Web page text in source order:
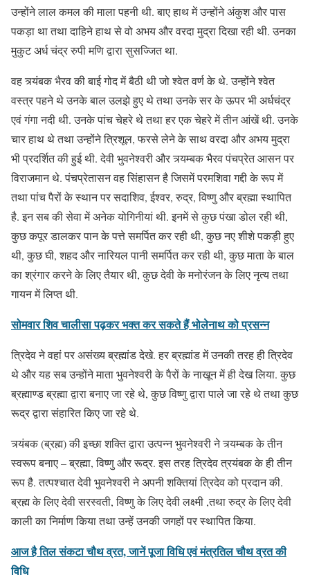
उन्होंने लाल कमल की माला पहनी थी. बाए हाथ में उन्होंने अंकुश और पास
पकड़ा था तथा दाहिने हाथ से वो अभय और वरदा मुद्रा दिखा रही थी. उनका
मुकुट अर्ध चंद्र रुपी मणि द्वारा सुसज्जित था.
वह त्र्यंबक भैरव की बाई गोद में बैठी थी जो श्वेत वर्ण के थे. उन्होंने श्वेत
वस्त्र पहने थे उनके बाल उलझे हुए थे तथा उनके सर के ऊपर भी अर्धचंद्र
एवं गंगा नदी थी. उनके पांच चेहरे थे तथा हर एक चेहरे में तीन आंखें थी. उनके
चार हाथ थे तथा उन्होंने त्रिशूल, फरसे लेने के साथ वरदा और अभय मुद्रा
भी प्रदर्शित की हुई थी. देवी भुवनेश्वरी और त्र्यम्बक भैरव पंचप्रेत आसन पर
विराजमान थे. पंचप्रेतासन वह सिंहासन है जिसमें परमशिवा गद्दी के रूप में
तथा पांच पैरों के स्थान पर सदाशिव, ईश्वर, रुद्र, विष्णु और ब्रह्मा स्थापित
है. इन सब की सेवा में अनेक योगिनीयां थी. इनमें से कुछ पंखा डोल रही थी,
कुछ कपूर डालकर पान के पत्ते समर्पित कर रही थी, कुछ नए शीशे पकड़ी हुए
थी, कुछ घी, शहद और नारियल पानी समर्पित कर रही थी, कुछ माता के बाल
का श्रंगार करने के लिए तैयार थी, कुछ देवी के मनोरंजन के लिए नृत्य तथा
गायन में लिप्त थी.
सोमवार शिव चालीसा पढ़कर भक्त कर सकते हैं भोलेनाथ को प्रसन्न
त्रिदेव ने वहां पर असंख्य ब्रह्मांड देखे. हर ब्रह्मांड में उनकी तरह ही त्रिदेव
थे और यह सब उन्होंने माता भुवनेश्वरी के पैरों के नाखून में ही देख लिया. कुछ
ब्रह्माण्ड ब्रह्मा द्वारा बनाए जा रहे थे, कुछ विष्णु द्वारा पाले जा रहे थे तथा कुछ
रूद्र द्वारा संहारित किए जा रहे थे.
त्र्यंबक (ब्रह्म) की इच्छा शक्ति द्वारा उत्पन्न भुवनेश्वरी ने त्र्यम्बक के तीन
स्वरूप बनाए – ब्रह्मा, विष्णु और रूद्र. इस तरह त्रिदेव त्रयंबक के ही तीन
रूप है. तत्पश्चात देवी भुवनेश्वरी ने अपनी शक्तियां त्रिदेव को प्रदान की.
ब्रह्म के लिए देवी सरस्वती, विष्णु के लिए देवी लक्ष्मी ,तथा रुद्र के लिए देवी
काली का निर्माण किया तथा उन्हें उनकी जगहों पर स्थापित किया.
आज है तिल संकटा चौथ व्रत, जानें पूजा विधि एवं मंत्रतिल चौथ व्रत की
विधि